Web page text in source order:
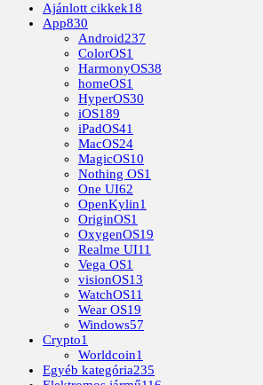
Ajánlott cikkek18
App830
Android237
ColorOS1
HarmonyOS38
homeOS1
HyperOS30
iOS189
iPadOS41
MacOS24
MagicOS10
Nothing OS1
One UI62
OpenKylin1
OriginOS1
OxygenOS19
Realme UI11
Vega OS1
visionOS13
WatchOS11
Wear OS19
Windows57
Crypto1
Worldcoin1
Egyéb kategória235